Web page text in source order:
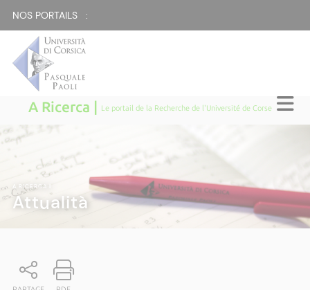
NOS PORTAILS :
A Ricerca | Le portail de la Recherche de l'Université de Corse
A RICERCA
Attualità